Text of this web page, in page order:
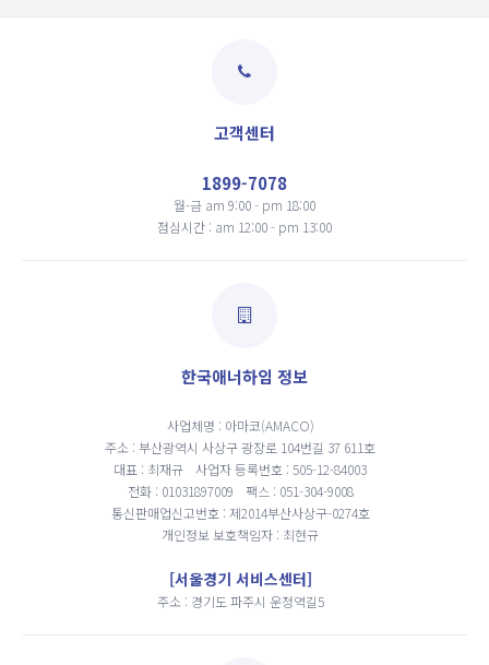
고객센터
1899-7078
월-금 am 9:00 - pm 18:00
점심시간 : am 12:00 - pm 13:00
한국애너하임 정보
사업체명 : 아마코(AMACO)
주소 : 부산광역시 사상구 광장로 104번길 37 611호
대표 : 최재규
사업자 등록번호 : 505-12-84003
전화 : 01031897009
팩스 : 051-304-9008
통신판매업신고번호 : 제2014부산사상구-0274호
개인정보 보호책임자 : 최현규
[서울경기 서비스센터]
주소 : 경기도 파주시 운정역길5